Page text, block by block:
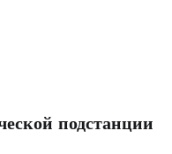
подстанции